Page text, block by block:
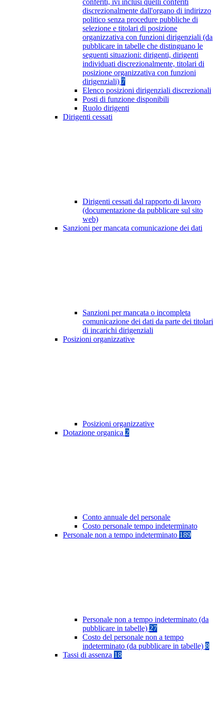
conferiti, ivi inclusi quelli conferiti
discrezionalmente dall'organo di indirizzo
politico senza procedure pubbliche di
selezione e titolari di posizione
organizzativa con funzioni dirigenziali (da
pubblicare in tabelle che distinguano le
seguenti situazioni: dirigenti, dirigenti
individuati discrezionalmente, titolari di
posizione organizzativa con funzioni
dirigenziali) 7
Elenco posizioni dirigenziali discrezionali
Posti di funzione disponibili
Ruolo dirigenti
Dirigenti cessati
Dirigenti cessati dal rapporto di lavoro
(documentazione da pubblicare sul sito
web)
Sanzioni per mancata comunicazione dei dati
Sanzioni per mancata o incompleta
comunicazione dei dati da parte dei titolari
di incarichi dirigenziali
Posizioni organizzative
Posizioni organizzative
Dotazione organica 2
Conto annuale del personale
Costo personale tempo indeterminato
Personale non a tempo indeterminato 189
Personale non a tempo indeterminato (da
pubblicare in tabelle) 27
Costo del personale non a tempo
indeterminato (da pubblicare in tabelle) 8
Tassi di assenza 18